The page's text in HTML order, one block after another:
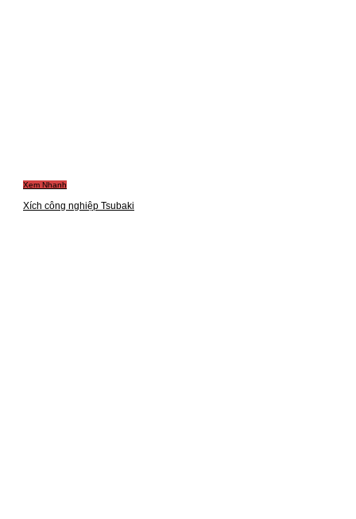
Xem Nhanh
Xích công nghiệp Tsubaki